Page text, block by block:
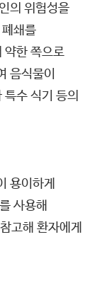
의 위험성을
쇄를
약한 쪽으로
음식물이
수 식기 등의
용이하게
사용해
고해 환자에게